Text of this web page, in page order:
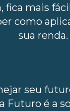
fica mais
como
sua renda.
seu
Futuro é a